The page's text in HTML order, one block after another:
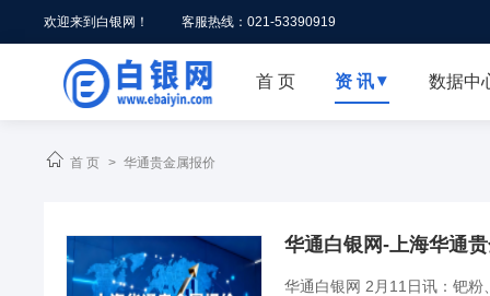
欢迎来到白银网！ 客服热线：021-53390919
首 页 资 讯  数据中
 首 页 > 华通贵金属报价
华通白银网-上海华通
华通白银网 2月11日讯：钯